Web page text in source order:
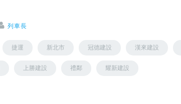
列車長
捷運 新北市 冠德建設 漢來建設
上勝建設 禮鄰 耀新建設